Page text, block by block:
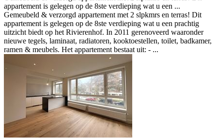
appartement is gelegen op de 8ste verdieping wat u een ...
Gemeubeld & verzorgd appartement met 2 slpkmrs en terras! Dit
appartement is gelegen op de 8ste verdieping wat u een prachtig
uitzicht biedt op het Rivierenhof. In 2011 gerenoveerd waaronder
nieuwe tegels, laminaat, radiatoren, kooktoestellen, toilet, badkamer,
ramen & meubels. Het appartement bestaat uit: - ...